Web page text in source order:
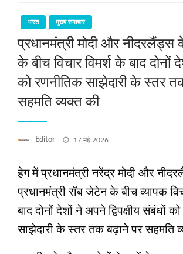
भारत मुख्य समाचार
प्रधानमंत्री मोदी और नीदरलैंड्स
के बीच विचार विमर्श के बाद दोनों
को रणनीतिक साझेदारी के स्तर
सहमति व्यक्त की
Editor
Posted
17 मई 2026
हेग में प्रधानमंत्री नरेंद्र मोदी और
प्रधानमंत्री रॉब जेटेन के बीच व्यापक
बाद दोनों देशों ने अपने द्विपक्षीय संबंधों
साझेदारी के स्तर तक बढ़ाने पर सहमति